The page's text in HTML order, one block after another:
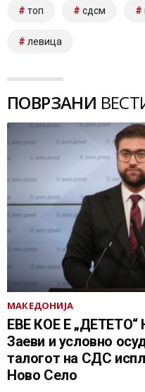
топ сдсм
левица
ПОВРЗАНИ
МАКЕДОНИЈА
ЕВЕ КОЕ Е
Заеви и условно
талогот на СДС
Ново Село